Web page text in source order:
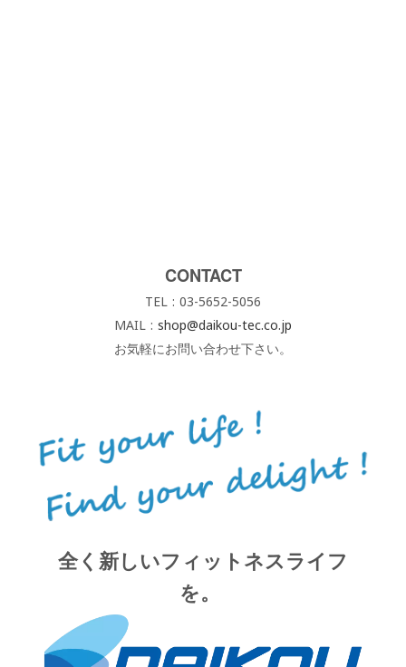
CONTACT
TEL : 03-5652-5056
MAIL : shop@daikou-tec.co.jp
お気軽にお問い合わせ下さい。
全く新しいフィットネスライフ
を。